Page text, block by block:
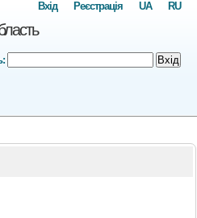
RU
UA
Реєстрація
Вхід
Вхід